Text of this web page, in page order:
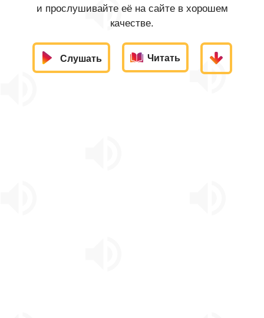
и прослушивайте её на сайте в хорошем
качестве.
Слушать Читать